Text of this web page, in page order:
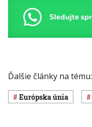
Ďalšie články na tému:
Európska únia